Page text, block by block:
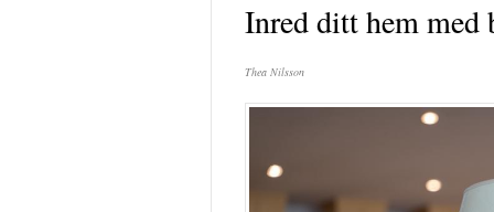
Inred ditt hem
Thea Nilsson